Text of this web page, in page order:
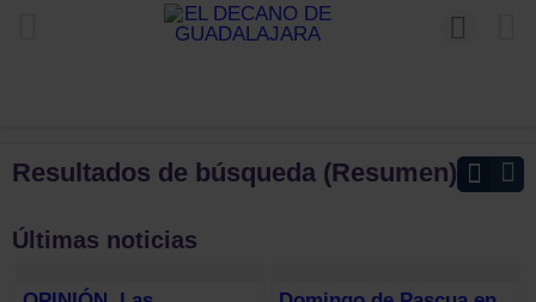
Resultados de búsqueda (Resumen)
Últimas noticias